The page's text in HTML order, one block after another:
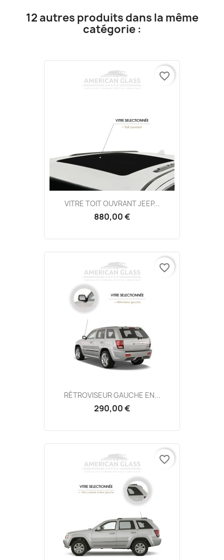
12 autres produits dans la même
catégorie :
VITRE TOIT OUVRANT JEEP...
880,00 €
favorite_border
RÉTROVISEUR GAUCHE EN...
290,00 €
favorite_border
favorite_border